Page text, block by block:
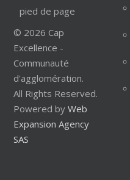
© 2026 Cap
Excellence -
Communauté
d'agglomération.
All Rights Reserved.
Powered by Web
Expansion Agency
SAS